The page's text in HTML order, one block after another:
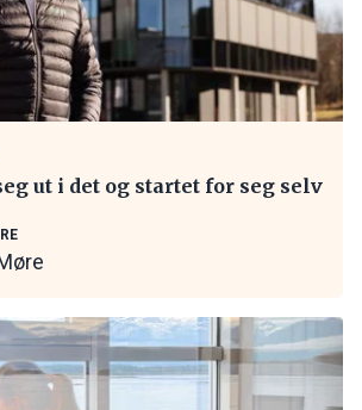
ut i det og startet for seg selv